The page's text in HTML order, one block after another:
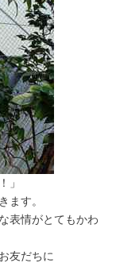
」
ます。
表情がとてもかわ
友だちに